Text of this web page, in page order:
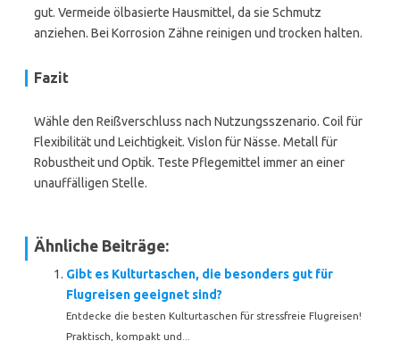
gut. Vermeide ölbasierte Hausmittel, da sie Schmutz
anziehen. Bei Korrosion Zähne reinigen und trocken halten.
Fazit
Wähle den Reißverschluss nach Nutzungsszenario. Coil für
Flexibilität und Leichtigkeit. Vislon für Nässe. Metall für
Robustheit und Optik. Teste Pflegemittel immer an einer
unauffälligen Stelle.
Ähnliche Beiträge:
Gibt es Kulturtaschen, die besonders gut für
Flugreisen geeignet sind?
Entdecke die besten Kulturtaschen für stressfreie Flugreisen!
Praktisch, kompakt und...